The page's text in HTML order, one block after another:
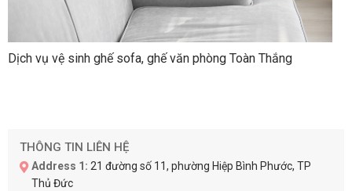
Dịch vụ vệ sinh ghế sofa, ghế văn phòng Toàn Thắng
THÔNG TIN LIÊN HỆ
Address 1: 21 đường số 11, phường Hiệp Bình Phước, TP
Thủ Đức